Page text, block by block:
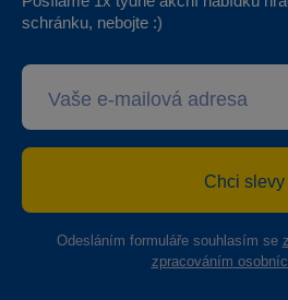
schránku, nebojte :)
Chci slevy
Odesláním formuláře souhlasím se
zpracováním